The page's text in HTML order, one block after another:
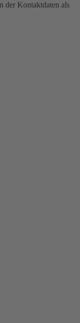
der Kontaktdaten als